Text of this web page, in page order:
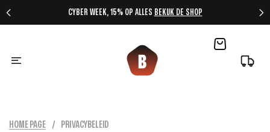
CYBER WEEK, 15% OP ALLES BEKIJK DE SHOP
HOME PAGE / PRIVACYBELEID